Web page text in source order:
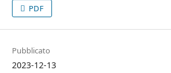
PDF
Pubblicato
2023-12-13